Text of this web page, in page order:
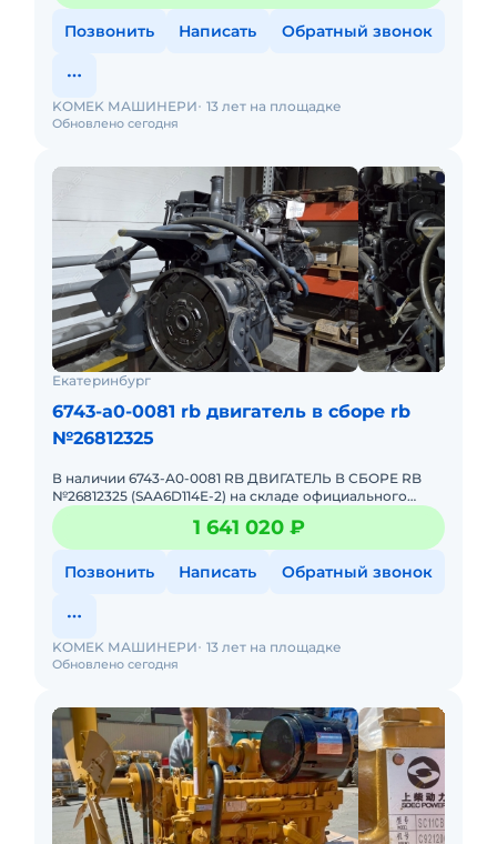
Позвонить Написать Обратный звонок
Обновлено сегодня
KOMEK МАШИНЕРИ 13 лет на площадке
Екатеринбург
6743-a0-0081 rb двигатель в сборе rb
№26812325
В наличии 6743-A0-0081 RB ДВИГАТЕЛЬ В СБОРЕ RB
№26812325 (SAA6D114E-2) на складе официального
дистрибьютера KOMATSU на Komatsu PC300
Возможен торг. Доставка п1 641 020 ₽
Позвонить Написать Обратный звонок
Обновлено сегодня
KOMEK МАШИНЕРИ 13 лет на площадке